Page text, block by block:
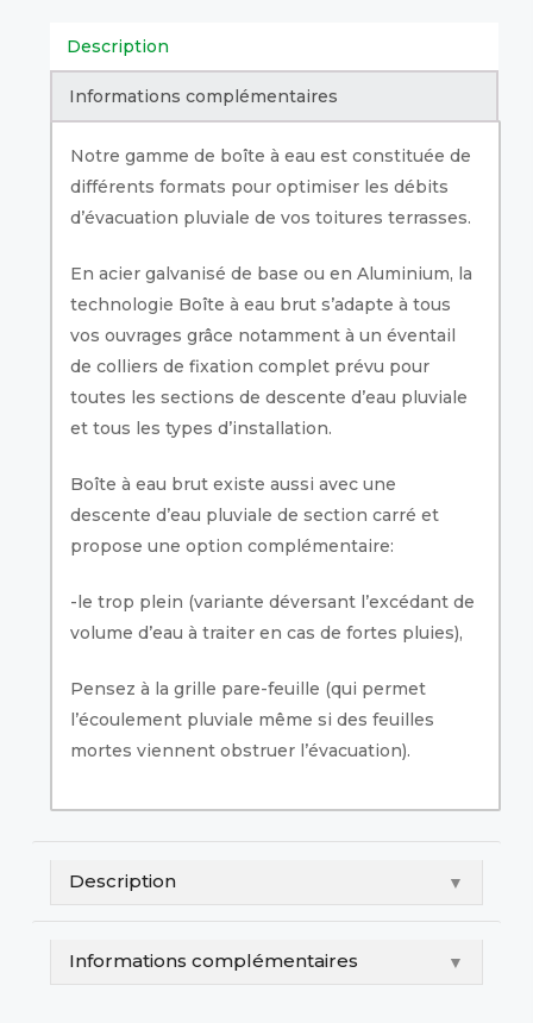
Description
Informations complémentaires
Notre gamme de boîte à eau est constituée de
différents formats pour optimiser les débits
d’évacuation pluviale de vos toitures terrasses.
En acier galvanisé de base ou en Aluminium, la
technologie Boîte à eau brut s’adapte à tous
vos ouvrages grâce notamment à un éventail
de colliers de fixation complet prévu pour
toutes les sections de descente d’eau pluviale
et tous les types d’installation.
Boîte à eau brut existe aussi avec une
descente d’eau pluviale de section carré et
propose une option complémentaire:
-le trop plein (variante déversant l’excédant de
volume d’eau à traiter en cas de fortes pluies),
Pensez à la grille pare-feuille (qui permet
l’écoulement pluviale même si des feuilles
mortes viennent obstruer l’évacuation).
Description ▼
Informations complémentaires ▼